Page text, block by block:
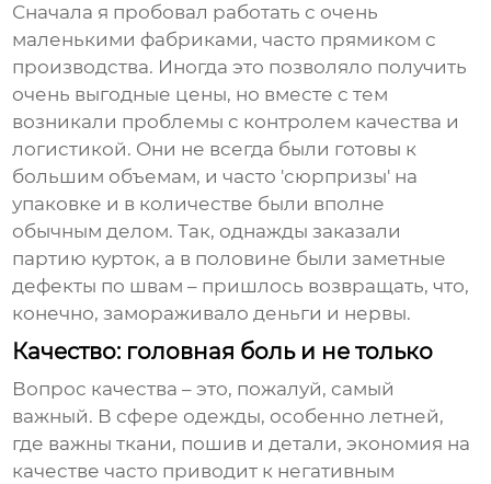
Сначала я пробовал работать с очень
маленькими фабриками, часто прямиком с
производства. Иногда это позволяло получить
очень выгодные цены, но вместе с тем
возникали проблемы с контролем качества и
логистикой. Они не всегда были готовы к
большим объемам, и часто 'сюрпризы' на
упаковке и в количестве были вполне
обычным делом. Так, однажды заказали
партию курток, а в половине были заметные
дефекты по швам – пришлось возвращать, что,
конечно, замораживало деньги и нервы.
Качество: головная боль и не только
Вопрос качества – это, пожалуй, самый
важный. В сфере одежды, особенно летней,
где важны ткани, пошив и детали, экономия на
качестве часто приводит к негативным